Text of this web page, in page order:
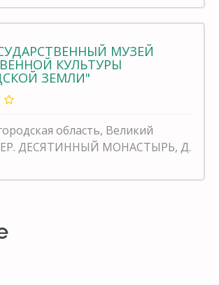
МУЗЕЙ
КУЛЬТУРЫ
ЗЕМЛИ"
область, Великий
ДЕСЯТИННЫЙ МОНАСТЫРЬ, Д.